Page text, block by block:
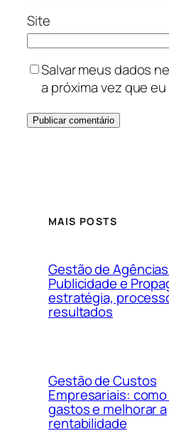
Site
Salvar meus dados
a próxima vez que
MAIS POSTS
Gestão de
Publicidade e
estratégia,
resultados
Gestão de Custos
Empresariais:
gastos e melhorar a
rentabilidade